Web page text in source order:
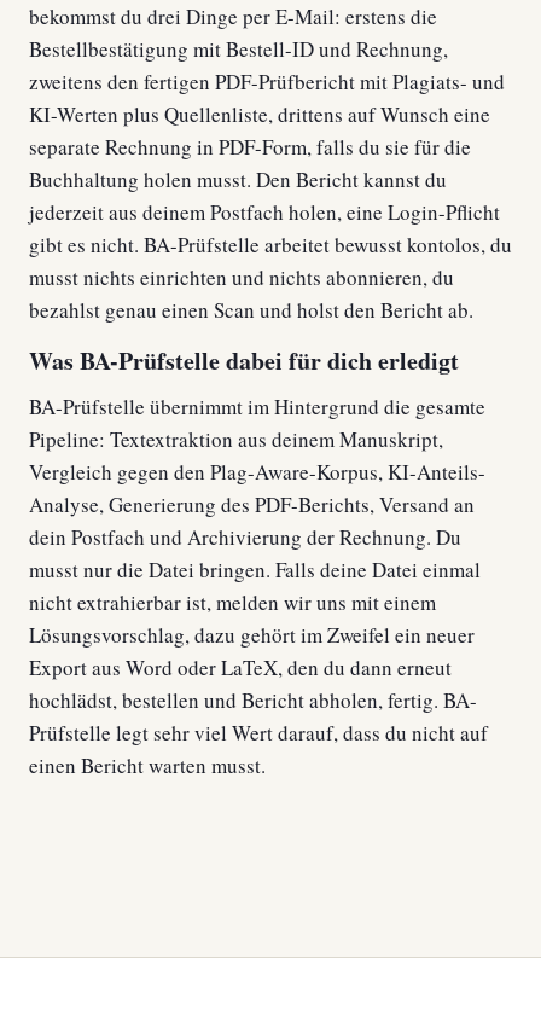
bekommst du drei Dinge per E-Mail: erstens die
Bestellbestätigung mit Bestell-ID und Rechnung,
zweitens den fertigen PDF-Prüfbericht mit Plagiats- und
KI-Werten plus Quellenliste, drittens auf Wunsch eine
separate Rechnung in PDF-Form, falls du sie für die
Buchhaltung holen musst. Den Bericht kannst du
jederzeit aus deinem Postfach holen, eine Login-Pflicht
gibt es nicht. BA-Prüfstelle arbeitet bewusst kontolos, du
musst nichts einrichten und nichts abonnieren, du
bezahlst genau einen Scan und holst den Bericht ab.
Was BA-Prüfstelle dabei für dich erledigt
BA-Prüfstelle übernimmt im Hintergrund die gesamte
Pipeline: Textextraktion aus deinem Manuskript,
Vergleich gegen den Plag-Aware-Korpus, KI-Anteils-
Analyse, Generierung des PDF-Berichts, Versand an
dein Postfach und Archivierung der Rechnung. Du
musst nur die Datei bringen. Falls deine Datei einmal
nicht extrahierbar ist, melden wir uns mit einem
Lösungsvorschlag, dazu gehört im Zweifel ein neuer
Export aus Word oder LaTeX, den du dann erneut
hochlädst, bestellen und Bericht abholen, fertig. BA-
Prüfstelle legt sehr viel Wert darauf, dass du nicht auf
einen Bericht warten musst.